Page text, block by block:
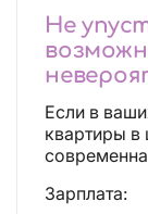
Не
Если в
квартиры в
Зарплата: